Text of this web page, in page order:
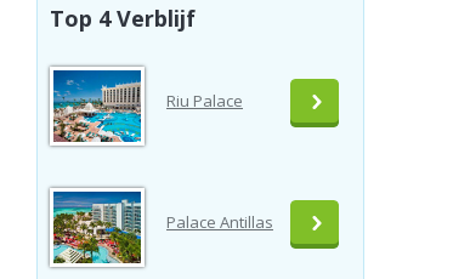
Top 4 Verblijf
Riu Palace
Palace Antillas